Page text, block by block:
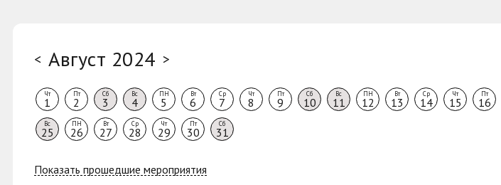
< Август 2024 >
Чт
1
Пт
2
Сб
3
Вс
4
ПН
5
Вт
6
Ср
7
Чт
8
Пт
9
Сб
10
Вс
11
ПН
12
Вт
13
Ср
14
Чт
15
Пт
16
Вс
25
ПН
26
Вт
27
Ср
28
Чт
29
Пт
30
Сб
31
Показать прошедшие мероприятия